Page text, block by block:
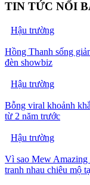
TIN TỨC NỔI
Hậu trường
Hồng Thanh sống
đèn showbiz
Hậu trường
Bỗng viral khoảnh
từ 2 năm trước
Hậu trường
Vì sao Mew Amazing
tranh nhau chiêu mộ